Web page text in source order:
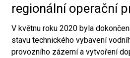
regionální operační
V květnu roku 2020 byla
stavu technického vybavení
provozního zázemí a vytvoření